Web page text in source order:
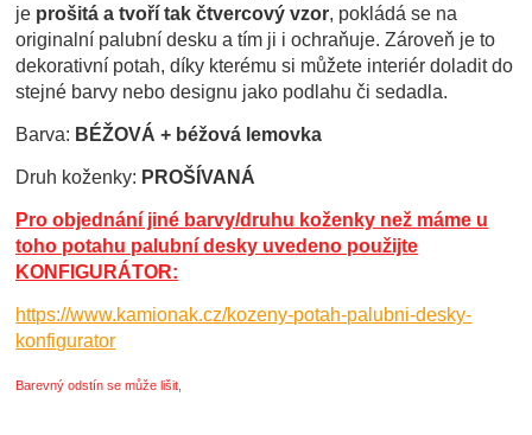
je prošitá a tvoří tak čtvercový vzor, pokládá se na
originalní palubní desku a tím ji i ochraňuje. Zároveň je to
dekorativní potah, díky kterému si můžete interiér doladit do
stejné barvy nebo designu jako podlahu či sedadla.
Barva: BÉŽOVÁ + béžová lemovka
Druh koženky: PROŠÍVANÁ
Pro objednání jiné barvy/druhu koženky než máme u
toho potahu palubní desky uvedeno použijte
KONFIGURÁTOR:
https://www.kamionak.cz/kozeny-potah-palubni-desky-
konfigurator
Barevný odstín se může lišit,